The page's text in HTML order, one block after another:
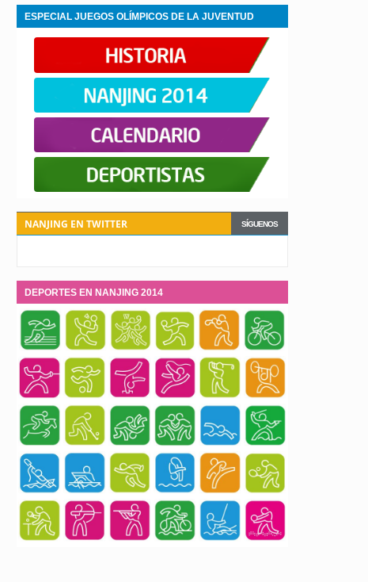
ESPECIAL JUEGOS OLÍMPICOS DE LA JUVENTUD
NANJING 2014
SÍGUENOS
NANJING EN TWITTER
DEPORTES EN NANJING 2014